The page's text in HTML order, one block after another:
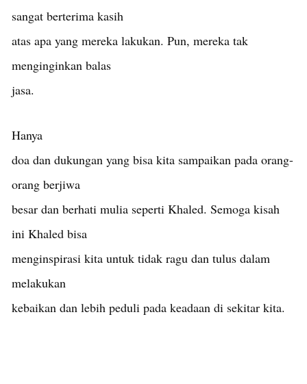
sangat berterima kasih
atas apa yang mereka lakukan. Pun, mereka tak
menginginkan balas
jasa.
Hanya
doa dan dukungan yang bisa kita sampaikan pada orang-
orang berjiwa
besar dan berhati mulia seperti Khaled. Semoga kisah
ini Khaled bisa
menginspirasi kita untuk tidak ragu dan tulus dalam
melakukan
kebaikan dan lebih peduli pada keadaan di sekitar kita.